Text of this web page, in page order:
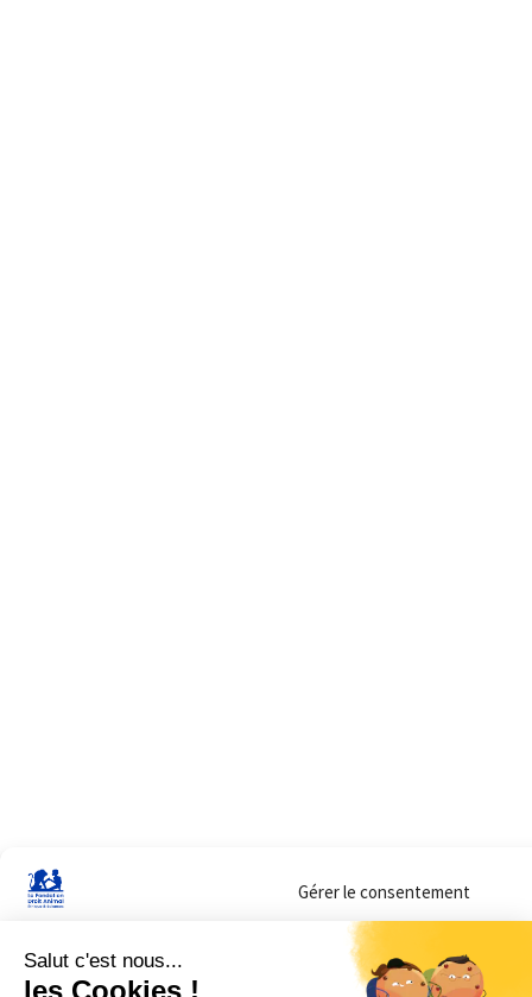
Gérer le consentement
Sur ce site, nous utilisons des cookies pour mesurer notre audience et vous
lorsque vous y consentez. Vous pouvez sélectionner ceux que vous autorisez